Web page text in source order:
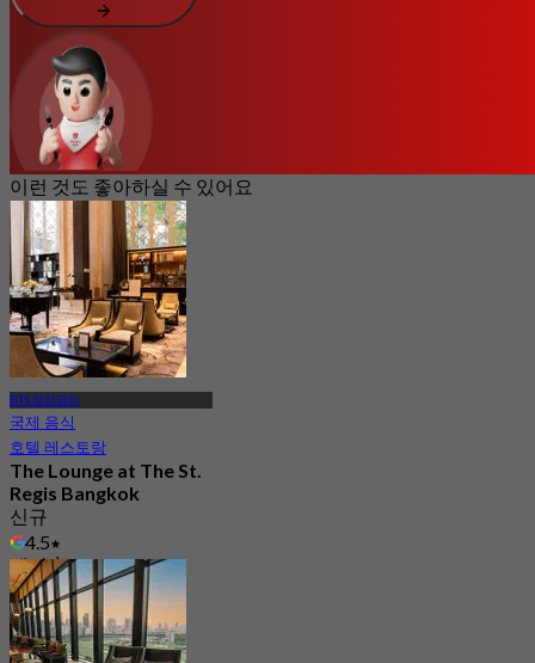
이런 것도 좋아하실 수 있어요
BTS 랏차담리
국제 음식
호텔 레스토랑
The Lounge at The St.
Regis Bangkok
신규
4.5
에서฿ 890